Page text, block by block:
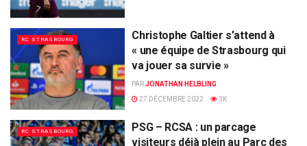
RC STRASBOURG
Christophe Galtier s’attend à
« une équipe de Strasbourg qui
va jouer sa survie »
PARJONATHAN HELBLING
27 DÉCEMBRE 2022
3K
RC STRASBOURG
PSG – RCSA : un parcage
visiteurs déjà plein au Parc des